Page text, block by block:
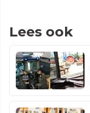
Lees ook